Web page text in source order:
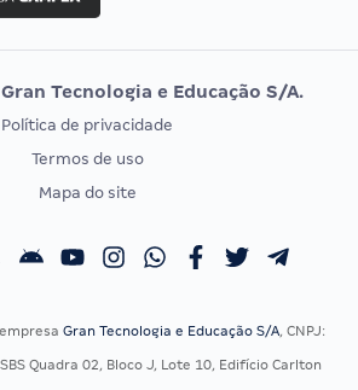
Vunesp
EXAME DE ORDEM
Calendário OAB
Tecnologia e Educação S/A.
Política de privacidade
Termos de uso
Mapa do site
Gran Tecnologia e Educação S/A, CNPJ:
Quadra 02, Bloco J, Lote 10, Edifício Carlton